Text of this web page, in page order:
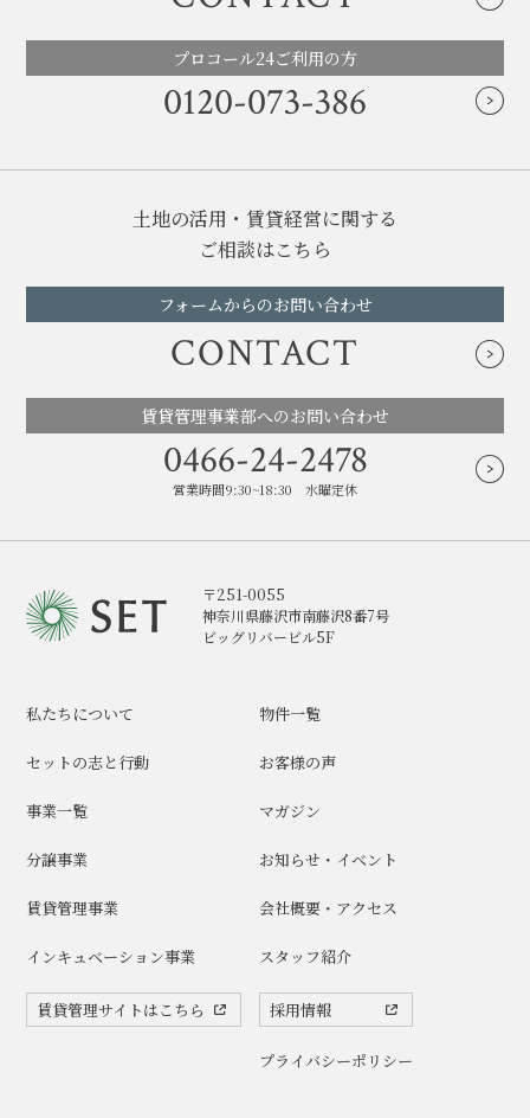
プロコール24ご利用の方
0120-073-386
土地の活用・賃貸経営に関する
ご相談はこちら
フォームからのお問い合わせ
CONTACT
賃貸管理事業部へのお問い合わせ
0466-24-2478
営業時間9:30~18:30 水曜定休
〒251-0055
神奈川県藤沢市南藤沢8番7号
ビッグリバービル5F
私たちについて
セットの志と行動
事業一覧
分譲事業
賃貸管理事業
インキュベーション事業
賃貸管理サイトはこちら
物件一覧
お客様の声
マガジン
お知らせ・イベント
会社概要・アクセス
スタッフ紹介
採用情報
プライバシーポリシー